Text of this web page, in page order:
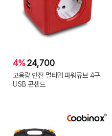
4%24,700
고용량 안전 멀티탭 파워큐브 4구
USB 콘센트